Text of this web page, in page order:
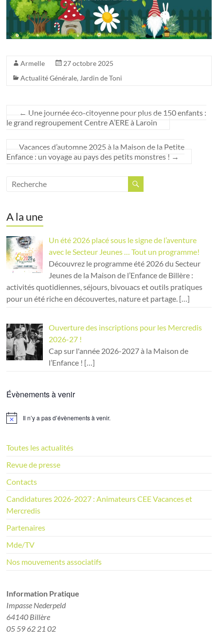
Armelle
27 octobre 2025
Actualité Générale, Jardin de Toni
← Une journée éco-citoyenne pour plus de 150 enfants :
le grand regroupement Centre A’ERE à Laroin
Vacances d’automne 2025 à la Maison de la Petite
Enfance : un voyage au pays des petits monstres ! →
A la une
Un été 2026 placé sous le signe de l’aventure
avec le Secteur Jeunes … Tout un programme!
Découvrez le programme été 2026 du Secteur
Jeunes de la Maison de l’Enfance de Billère :
activités quotidiennes, séjours, bivouacs et outils pratiques
pour un été riche en découvertes, nature et partage. […]
Ouverture des inscriptions pour les Mercredis
2026-27 !
Cap sur l'année 2026-2027 à la Maison de
l’Enfance ! […]
Évènements à venir
N
i
c
Il n’y a pas d’évènements à venir.
Toutes les actualités
Revue de presse
Contacts
Candidatures 2026-2027 : Animateurs CEE Vacances et
Mercredis
Partenaires
Mde/TV
Nos mouvements associatifs
Information Pratique​
Impasse Nederpeld
64140 Billère
05 59 62 21 02